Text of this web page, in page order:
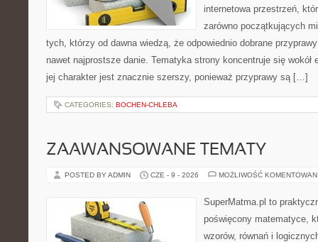
internetowa przestrzeń,
zarówno początkujących
tych, którzy od dawna wiedzą, że odpowiednio dobrane
nawet najprostsze danie. Tematyka strony koncentruje się wokół
jej charakter jest znacznie szerszy, ponieważ przyprawy są […]
CATEGORIES: BOCHEN-CHLEBA
ZAAWANSOWANE TEMATY
POSTED BY ADMIN CZE - 9 - 2026 MOŻLIWOŚĆ
SuperMatma.pl to
poświęcony matematyce,
wzorów, równań i